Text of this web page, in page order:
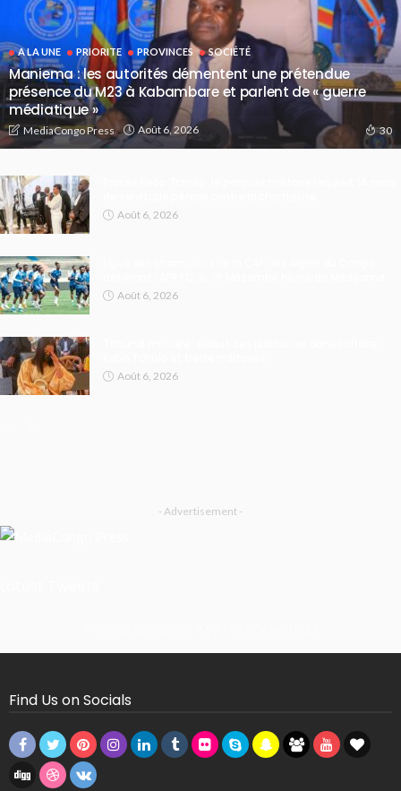
A LA UNE PRIORITE PROVINCES SOCIÉTÉ
Maniema : les autorités démentent une prétendue
présence du M23 à Kabambare et parlent de « guerre
médiatique »
MediaCongo Press Août 6, 2026 30
Août 6, 2026
Août 6, 2026
Août 6, 2026
- Advertisement -
Find Us on Socials